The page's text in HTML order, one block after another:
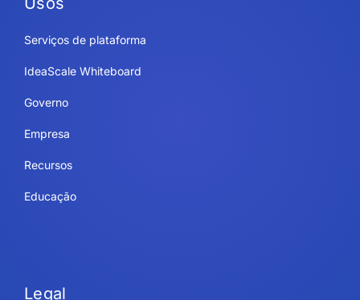
Serviços de plataforma
IdeaScale Whiteboard
Governo
Empresa
Recursos
Educação
Legal